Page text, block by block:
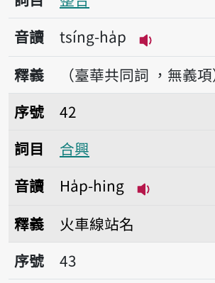
音讀
tsíng-ha̍p
播放音讀
釋義
（臺華共同詞 ，無義項
序號42合興
序號
42
詞目
合興
音讀
Ha̍p-hing
釋義
火車線站名
序號43聯合醫院
序號
43